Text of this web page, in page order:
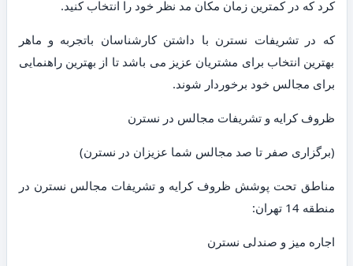
کرد که در کمترین زمان مکان مد نظر خود را انتخاب کنید.
که در تشریفات نسترن با داشتن کارشناسان باتجربه و ماهر
بهترین انتخاب برای مشتریان عزیز می باشد تا از بهترین راهنمایی
برای مجالس خود برخوردار شوند.
ظروف کرایه و تشریفات مجالس در نسترن
(برگزاری صفر تا صد مجالس شما عزیزان در نسترن)
مناطق تحت پوشش ظروف کرایه و تشریفات مجالس نسترن در
منطقه 14 تهران:
اجاره میز و صندلی نسترن